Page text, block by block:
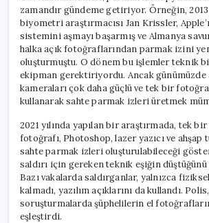
zamandır gündeme getiriyor. Örneğin, 2013
biyometri araştırmacısı Jan Krissler,
sistemini aşmayı başarmış ve Almanya
halka açık fotoğraflarından parmak izini
oluşturmuştu. O dönem bu işlemler teknik
ekipman gerektiriyordu. Ancak günümüzde
kameraları çok daha güçlü ve tek bir
kullanarak sahte parmak izleri üretmek
2021 yılında yapılan bir araştırmada, tek
fotoğrafı, Photoshop, lazer yazıcı ve ahşap
sahte parmak izleri oluşturulabileceği
saldırı için gereken teknik eşiğin
Bazı vakalarda saldırganlar, yalnızca
kalmadı, yazılım açıklarını da kullandı.
soruşturmalarda şüphelilerin el
eşleştirdi.